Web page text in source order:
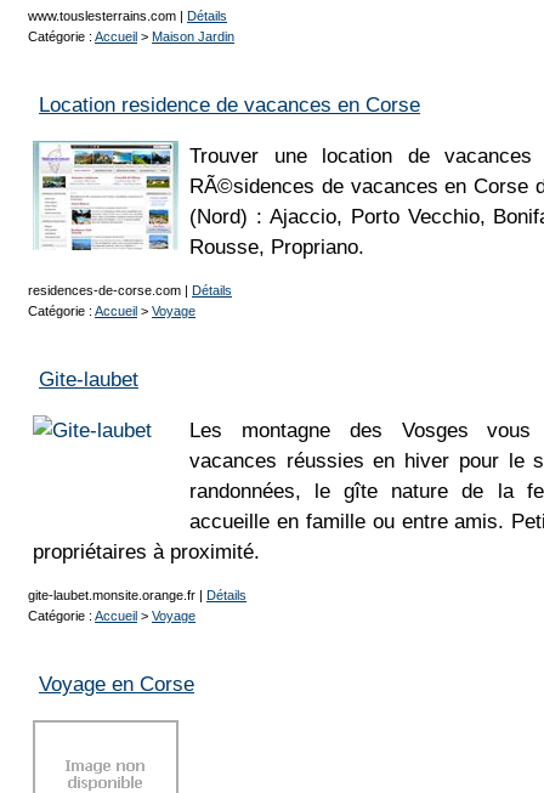
www.touslesterrains.com | Détails
Catégorie : Accueil > Maison Jardin
Location residence de vacances en Corse
Trouver une location de
RÃ©sidences de vacances en Corse
(Nord) : Ajaccio, Porto Vecchio,
Rousse, Propriano.
residences-de-corse.com | Détails
Catégorie : Accueil > Voyage
Gite-laubet
Les montagne des Vosges
vacances réussies en hiver pour le
randonnées, le gîte nature de la
accueille en famille ou entre amis.
propriétaires à proximité.
gite-laubet.monsite.orange.fr | Détails
Catégorie : Accueil > Voyage
Voyage en Corse